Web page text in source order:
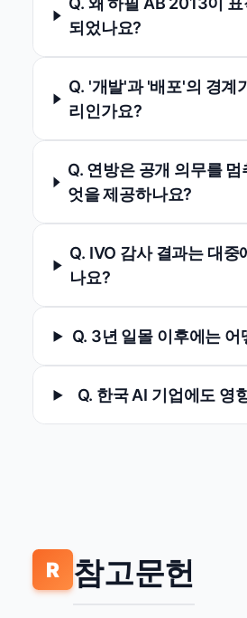
되었나요?
Q. '개발'과 '배포'의 경계
리인가요?
Q. 연방은 공개 의무를
엇을 제공하나요?
Q. IVO 감사 결과는 대중
나요?
Q. 3년 일몰 이후에는 어
Q. 한국 AI 기업에도 영
R 참고문헌